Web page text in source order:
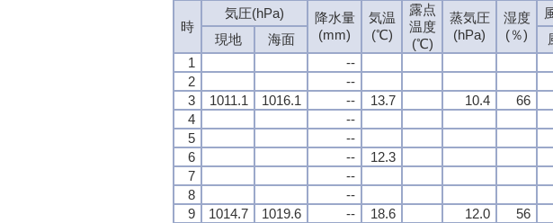
時
気圧(hPa)
降水量
(mm)
気温
(℃)
露点
温度
(℃)
蒸気圧
(hPa)
湿度
(％)
現地 海面
1
--
2
--
3
1011.1 1016.1 -- 13.7 10.4 66
4
--
5
--
6
-- 12.3
7
--
8
--
9
1014.7 1019.6 -- 18.6 12.0 56